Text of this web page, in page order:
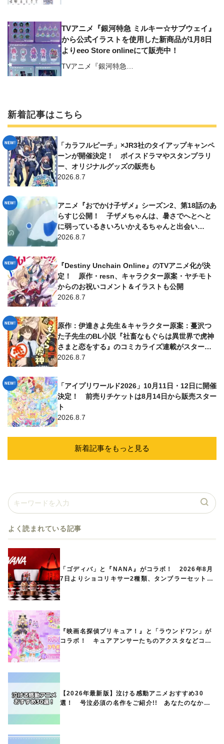
TVアニメ『銀河特急 ミルキー☆サブウェイ』
から公式イラストを使用した新商品が1月8日
よりeeo Store onlineにて販売中！
TVアニメ『銀河特急…
新着記事はこちら
「カラフルピーチ」×JR3社のタイアップキャンペ
ーンが開催決定！ ボイスドラマやスタンプラリ
ー、オリジナルグッズの販売も
2026.8.7
アニメ『おでかけ子ザメ』シーズン2、第18話のあ
らすじ公開！ 子ザメちゃんは、暑さでへとへと
に弱っているきいろいかえるちゃんと出会い…
2026.8.7
『Destiny Unchain Online』のTVアニメ化が決
定！ 原作・resn、キャラクター原案・ヤチモト
からのお祝いコメント＆イラストも公開
2026.8.7
原作：伊達きよ先生＆キャラクター原案：蔓沢つ
た子先生のBL小説『社畜なもぐらは異世界で虎神
さまと恋をする』のコミカライズ連載がスター
ト！ 漫画は仁茂田あい先生が担当
2026.8.7
「アイプリワールド2026」10月11日・12日に開催
決定！ 前売りチケットは8月14日から販売スター
ト
2026.8.7
新着記事をもっと見る
よく読まれている記事
「ゴディバ」と『NANA』がコラボ！ 2026年8月
7日よりショコリキサー2種類、タンブラーセットな
『映画名探偵プリキュア！』と「ラウンドワン」が
コラボ！ キュアアンサーたちのアクスタなどコラ
【2026年最新版】泣ける感動アニメおすすめ30
選！ 号泣必須の名作をご紹介!! あなたのなかの